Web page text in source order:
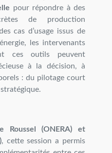
pour répondre à des
de production
cas d’usage issus de
les intervenants
ces outils peuvent
à la décision, à
: du pilotage court
Roussel (ONERA) et
, cette session a permis